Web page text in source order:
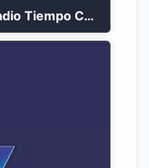
Radio Tiempo Cali En Vivo 2023